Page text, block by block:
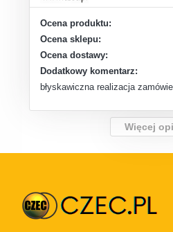
Ocena produktu:
Ocena sklepu:
Ocena dostawy:
Dodatkowy komentarz:
błyskawiczna realizacja
Więcej